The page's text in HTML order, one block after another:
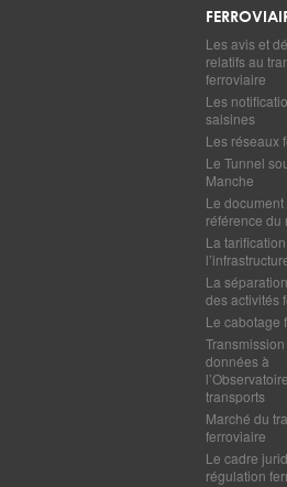
Les avis et
relatifs au
ferroviaire
Les
saisines
Les réseaux
Le Tunnel
Manche
Le document
référence du
La
La
des activités
Le cabotage
données à
transports
Marché du
ferroviaire
Le cadre
régulation